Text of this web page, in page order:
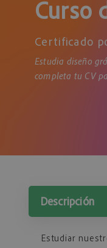
Curso
Certificado
Estudia diseño
completa tu CV
Descripción
Estudiar